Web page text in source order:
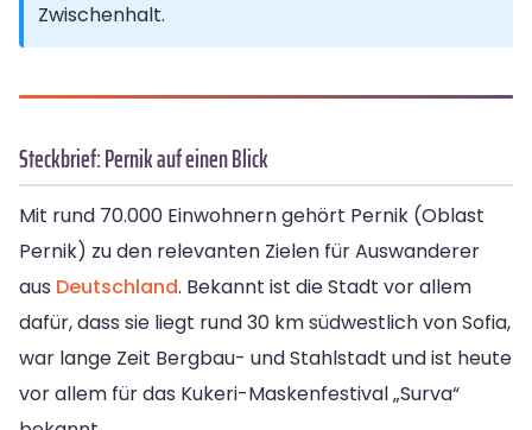
Zwischenhalt.
Steckbrief: Pernik auf einen Blick
Mit rund 70.000 Einwohnern gehört Pernik (Oblast
Pernik) zu den relevanten Zielen für Auswanderer
aus Deutschland. Bekannt ist die Stadt vor allem
dafür, dass sie liegt rund 30 km südwestlich von Sofia,
war lange Zeit Bergbau- und Stahlstadt und ist heute
vor allem für das Kukeri-Maskenfestival „Surva“